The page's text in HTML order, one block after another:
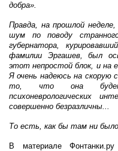
добра».
Правда, на прошлой
шум по поводу
губернатора,
фамилии Эргашев, был
этот непростой блок, и на
Я очень надеюсь на скорую
то, что она будет
психоневрологических
совершенно безразличны...
То есть, как бы там ни
В материале Фонтанки.ру